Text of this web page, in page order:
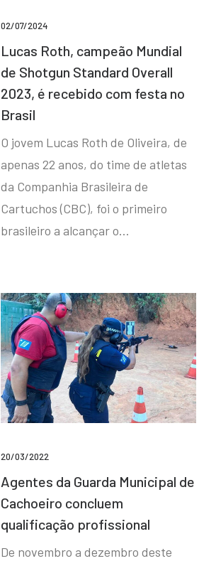
02/07/2024
Lucas Roth, campeão Mundial
de Shotgun Standard Overall
2023, é recebido com festa no
Brasil
O jovem Lucas Roth de Oliveira, de
apenas 22 anos, do time de atletas
da Companhia Brasileira de
Cartuchos (CBC), foi o primeiro
brasileiro a alcançar o…
20/03/2022
Agentes da Guarda Municipal de
Cachoeiro concluem
qualificação profissional
De novembro a dezembro deste